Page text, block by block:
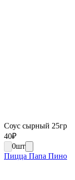
Соус сырный 25гр
40₽
0шт
Пицца Папа Пино